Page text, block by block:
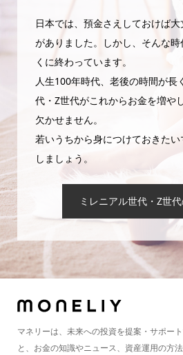
日本では、預金さえしておけば
がありました。しかし、そんな
くに終わっています。
人生100年時代、老後の時間が長
代・Z世代がこれからお金を増や
欠かせません。
若いうちから身につけておきた
しましょう。
ミレニアル世代・Z世
マネリーは、未来への投資を提案・サポー
と、お金の知識やニュース、資産運用の方